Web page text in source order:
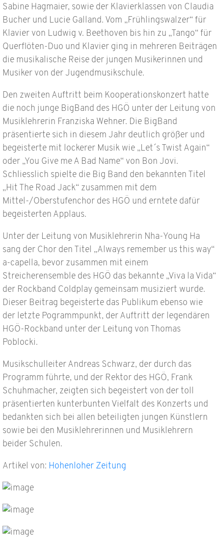
Sabine Hagmaier, sowie der Klavierklassen von Claudia
Bucher und Lucie Galland. Vom „Frühlingswalzer“ für
Klavier von Ludwig v. Beethoven bis hin zu „Tango“ für
Querflöten-Duo und Klavier ging in mehreren Beiträgen
die musikalische Reise der jungen Musikerinnen und
Musiker von der Jugendmusikschule.
Den zweiten Auftritt beim Kooperationskonzert hatte
die noch junge BigBand des HGÖ unter der Leitung von
Musiklehrerin Franziska Wehner. Die BigBand
präsentierte sich in diesem Jahr deutlich größer und
begeisterte mit lockerer Musik wie „Let´s Twist Again“
oder „You Give me A Bad Name“ von Bon Jovi.
Schliesslich spielte die Big Band den bekannten Titel
„Hit The Road Jack“ zusammen mit dem
Mittel-/Oberstufenchor des HGÖ und erntete dafür
begeisterten Applaus.
Unter der Leitung von Musiklehrerin Nha-Young Ha
sang der Chor den Titel „Always remember us this way“
a-capella, bevor zusammen mit einem
Streicherensemble des HGÖ das bekannte „Viva la Vida“
der Rockband Coldplay gemeinsam musiziert wurde.
Dieser Beitrag begeisterte das Publikum ebenso wie
der letzte Pogrammpunkt, der Auftritt der legendären
HGÖ-Rockband unter der Leitung von Thomas
Poblocki.
Musikschulleiter Andreas Schwarz, der durch das
Programm führte, und der Rektor des HGÖ, Frank
Schuhmacher, zeigten sich begeistert von der toll
präsentierten kunterbunten Vielfalt des Konzerts und
bedankten sich bei allen beteiligten jungen Künstlern
sowie bei den Musiklehrerinnen und Musiklehrern
beider Schulen.
Artikel von: Hohenloher Zeitung